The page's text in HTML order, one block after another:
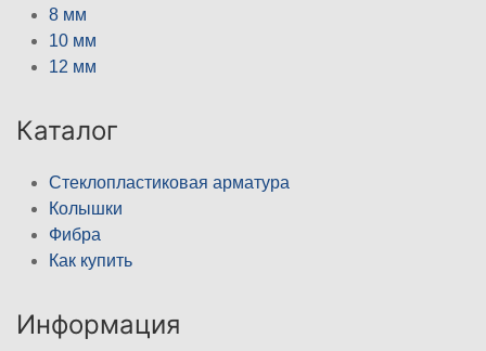
8 мм
10 мм
12 мм
Каталог
Стеклопластиковая арматура
Колышки
Фибра
Как купить
Информация